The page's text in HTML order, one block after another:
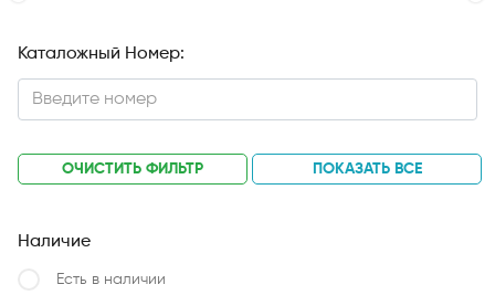
Каталожный Номер:
ОЧИСТИТЬ ФИЛЬТР ПОКАЗАТЬ ВСЕ
Наличие
Есть в наличии